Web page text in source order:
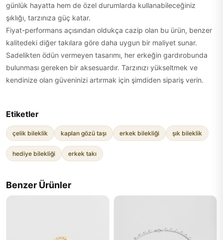
günlük hayatta hem de özel durumlarda kullanabileceğiniz
şıklığı, tarzınıza güç katar.
Fiyat-performans açısından oldukça cazip olan bu ürün, benzer
kalitedeki diğer takılara göre daha uygun bir maliyet sunar.
Sadelikten ödün vermeyen tasarımı, her erkeğin gardırobunda
bulunması gereken bir aksesuardır. Tarzınızı yükseltmek ve
kendinize olan güveninizi artırmak için şimdiden sipariş verin.
Etiketler
çelik bileklik kaplan gözü taşı erkek bilekliği şık bileklik
hediye bilekliği erkek takı
Benzer Ürünler